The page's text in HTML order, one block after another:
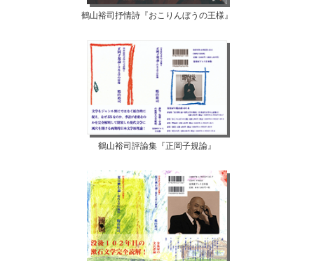
鶴山裕司抒情詩『おこりんぼうの王様』
鶴山裕司評論集『正岡子規論』